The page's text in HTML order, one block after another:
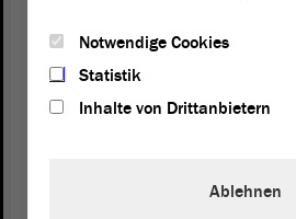
Gast
Landtag von Sachsen-Anhalt im
Notwendige Cookies
Statistik
Inhalte von Drittanbietern
Ablehnen